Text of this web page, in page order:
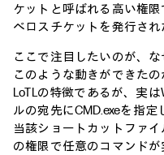
ケットと呼ばれる高い権
ベロスチケットを発行され
ここで注目したいのが、
このような動きができた
LoTLの特徴であるが、実
ルの宛先にCMD.exeを指定
当該ショートカットファ
の権限で任意のコマンド